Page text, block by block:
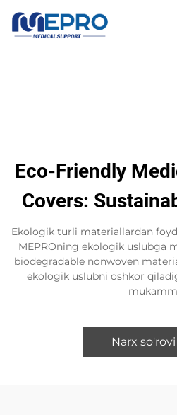
Eco-Friendly
Covers:
Ekologik turli materiallardan
MEPROning ekologik uslubga
biodegradable nonwoven
ekologik uslubni oshkor
Narx